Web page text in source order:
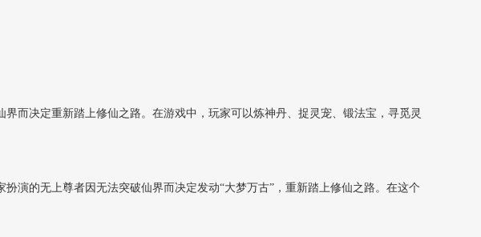
而决定重新踏上修仙之路。在游戏中，玩家可以炼神丹、捉灵宠、锻法宝，寻觅灵
演的无上尊者因无法突破仙界而决定发动“大梦万古”，重新踏上修仙之路。在这个